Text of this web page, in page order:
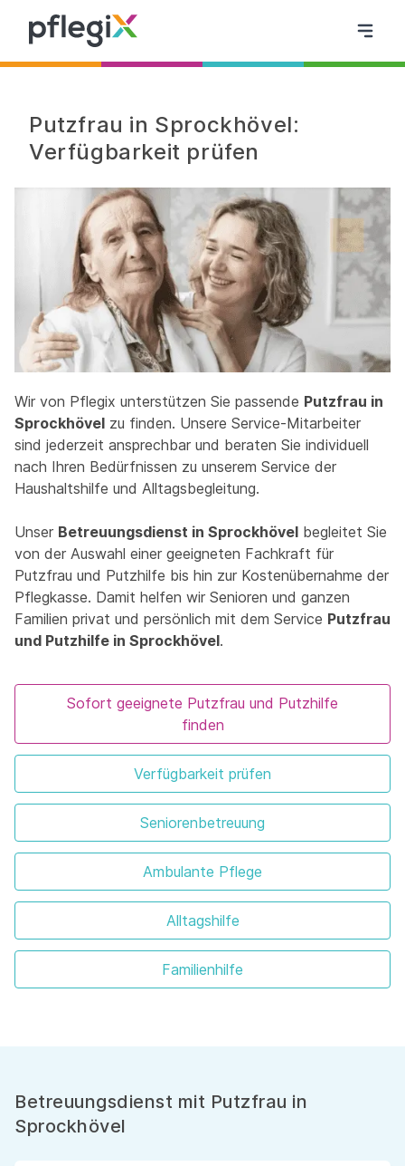
Putzfrau in Sprockhövel:
Verfügbarkeit prüfen
Wir von Pflegix unterstützen Sie passende Putzfrau in
Sprockhövel zu finden. Unsere Service-Mitarbeiter
sind jederzeit ansprechbar und beraten Sie individuell
nach Ihren Bedürfnissen zu unserem Service der
Haushaltshilfe und Alltagsbegleitung.
Unser Betreuungsdienst in Sprockhövel begleitet Sie
von der Auswahl einer geeigneten Fachkraft für
Putzfrau und Putzhilfe bis hin zur Kostenübernahme der
Pflegkasse. Damit helfen wir Senioren und ganzen
Familien privat und persönlich mit dem Service Putzfrau
und Putzhilfe in Sprockhövel.
Sofort geeignete Putzfrau und Putzhilfe
finden
Verfügbarkeit prüfen
Seniorenbetreuung
Ambulante Pflege
Alltagshilfe
Familienhilfe
Betreuungsdienst mit Putzfrau in
Sprockhövel